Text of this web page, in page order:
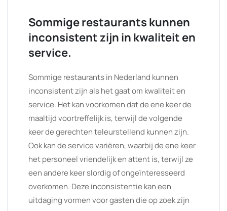
Sommige restaurants kunnen
inconsistent zijn in kwaliteit en
service.
Sommige restaurants in Nederland kunnen
inconsistent zijn als het gaat om kwaliteit en
service. Het kan voorkomen dat de ene keer de
maaltijd voortreffelijk is, terwijl de volgende
keer de gerechten teleurstellend kunnen zijn.
Ook kan de service variëren, waarbij de ene keer
het personeel vriendelijk en attent is, terwijl ze
een andere keer slordig of ongeïnteresseerd
overkomen. Deze inconsistentie kan een
uitdaging vormen voor gasten die op zoek zijn